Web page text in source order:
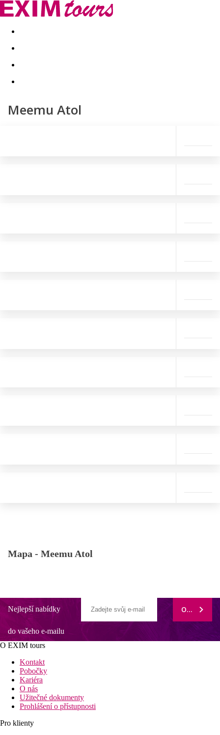
Akční nabídky Last minute
Meemu Atol
Mapa - Meemu Atol
Nejlepší nabídky
do vašeho e-mailu
ODEBÍRAT
O EXIM tours
Kontakt
Pobočky
Kariéra
O nás
Užitečné dokumenty
Prohlášení o přístupnosti
Pro klienty